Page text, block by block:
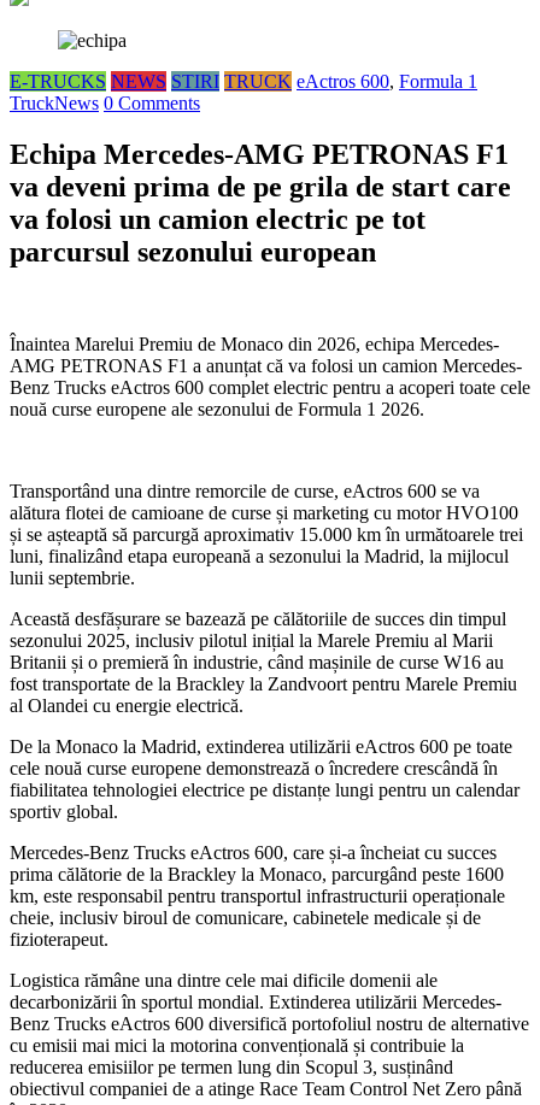
E-TRUCKS NEWS STIRI TRUCK eActros 600, Formula 1
TruckNews 0 Comments
Echipa Mercedes-AMG PETRONAS F1
va deveni prima de pe grila de start care
va folosi un camion electric pe tot
parcursul sezonului european
Înaintea Marelui Premiu de Monaco din 2026, echipa Mercedes-
AMG PETRONAS F1 a anunțat că va folosi un camion Mercedes-
Benz Trucks eActros 600 complet electric pentru a acoperi toate cele
nouă curse europene ale sezonului de Formula 1 2026.
Transportând una dintre remorcile de curse, eActros 600 se va
alătura flotei de camioane de curse și marketing cu motor HVO100
și se așteaptă să parcurgă aproximativ 15.000 km în următoarele trei
luni, finalizând etapa europeană a sezonului la Madrid, la mijlocul
lunii septembrie.
Această desfășurare se bazează pe călătoriile de succes din timpul
sezonului 2025, inclusiv pilotul inițial la Marele Premiu al Marii
Britanii și o premieră în industrie, când mașinile de curse W16 au
fost transportate de la Brackley la Zandvoort pentru Marele Premiu
al Olandei cu energie electrică.
De la Monaco la Madrid, extinderea utilizării eActros 600 pe toate
cele nouă curse europene demonstrează o încredere crescândă în
fiabilitatea tehnologiei electrice pe distanțe lungi pentru un calendar
sportiv global.
Mercedes-Benz Trucks eActros 600, care și-a încheiat cu succes
prima călătorie de la Brackley la Monaco, parcurgând peste 1600
km, este responsabil pentru transportul infrastructurii operaționale
cheie, inclusiv biroul de comunicare, cabinetele medicale și de
fizioterapeut.
Logistica rămâne una dintre cele mai dificile domenii ale
decarbonizării în sportul mondial. Extinderea utilizării Mercedes-
Benz Trucks eActros 600 diversifică portofoliul nostru de alternative
cu emisii mai mici la motorina convențională și contribuie la
reducerea emisiilor pe termen lung din Scopul 3, susținând
obiectivul companiei de a atinge Race Team Control Net Zero până